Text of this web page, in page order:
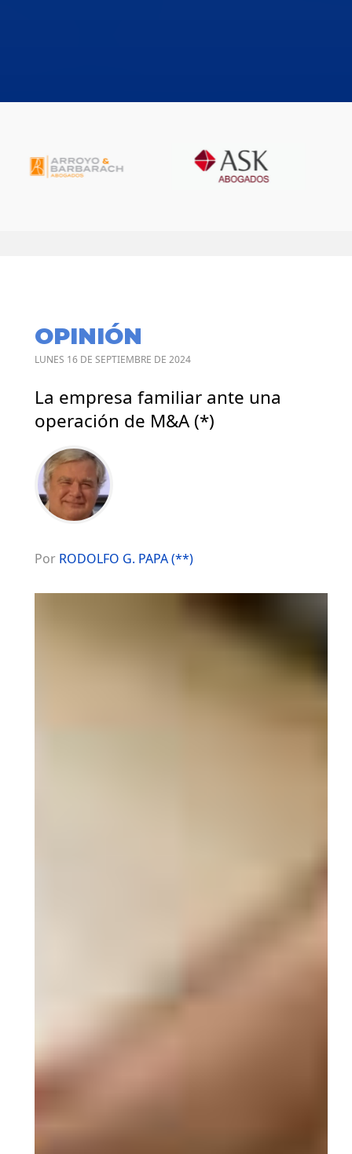
OPINIÓN
LUNES 16 DE SEPTIEMBRE DE 2024
La empresa familiar ante una
operación de M&A (*)
Por RODOLFO G. PAPA (**)